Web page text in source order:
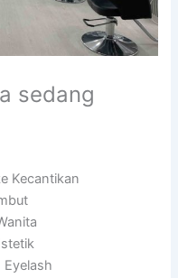
sedang
Kecantikan